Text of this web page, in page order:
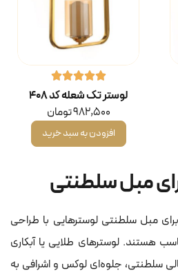
لوستر تک شعله کد ۴۰۸
982,500تومان
افزودن به سبد خرید
مبل سلطنتی
مبل سلطنتی لوسترهایی با طراحی
هستند. لوسترهای طلایی یا آبکاری
سلطنتی، جلوه‌ای لوکس و اشرافی به